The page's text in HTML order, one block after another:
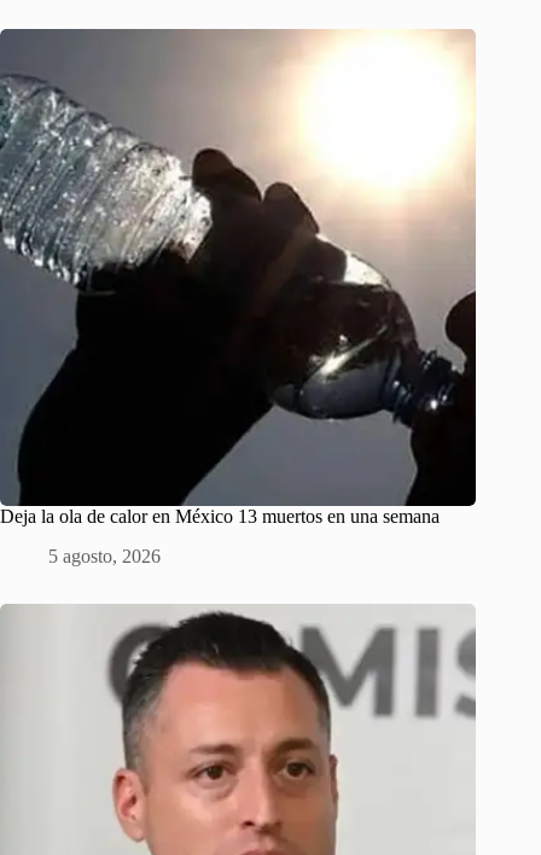
Deja la ola de calor en México 13 muertos en una semana
5 agosto, 2026